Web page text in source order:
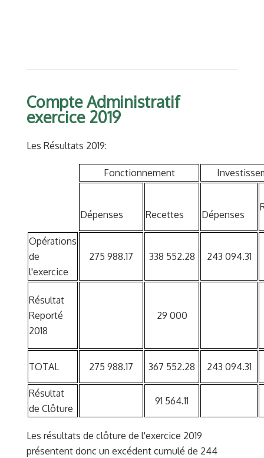
Compte Administratif
exercice 2019
Les Résultats 2019:
Fonctionnement
Dépenses Recettes Dépenses
Opérations
de
l'exercice
275 988.17 338 552.28 243 094.31
Résultat
Reporté
2018
29 000
TOTAL 275 988.17 367 552.28 243 094.31
Résultat
de Clôture
91 564.11
Les résultats de clôture de l'exercice 2019
présentent donc un excédent cumulé de 244